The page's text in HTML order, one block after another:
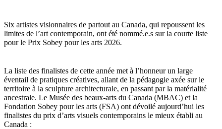
Six artistes visionnaires de partout au Canada, qui repoussent les
limites de l’art contemporain, ont été nommé.e.s sur la courte liste
pour le Prix Sobey pour les arts 2026.
La liste des finalistes de cette année met à l’honneur un large
éventail de pratiques créatives, allant de la pédagogie axée sur le
territoire à la sculpture architecturale, en passant par la matérialité
ancestrale. Le Musée des beaux-arts du Canada (MBAC) et la
Fondation Sobey pour les arts (FSA) ont dévoilé aujourd’hui les
finalistes du prix d’arts visuels contemporains le mieux établi au
Canada :